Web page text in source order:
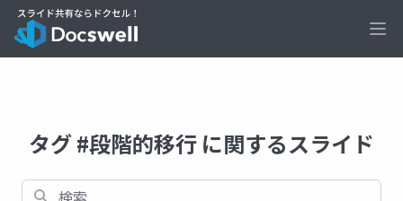
タグ #段階的移行 に関するスライド
検索